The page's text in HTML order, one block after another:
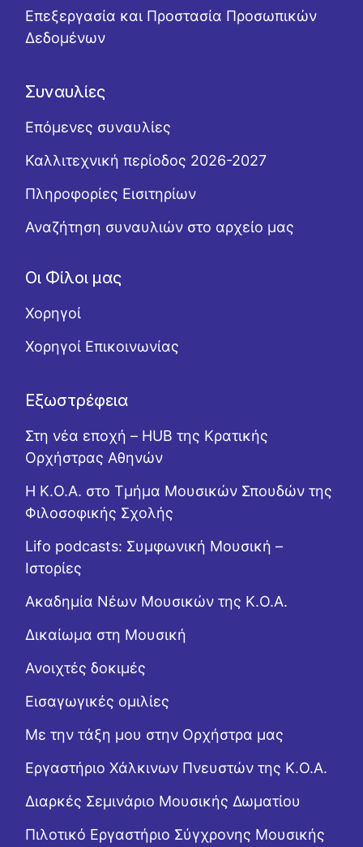
Επεξεργασία και Προστασία Προσωπικών
Δεδομένων
Συναυλίες
Επόμενες συναυλίες
Καλλιτεχνική περίοδος 2026-2027
Πληροφορίες Εισιτηρίων
Αναζήτηση συναυλιών στο αρχείο μας
Οι Φίλοι μας
Χορηγοί
Χορηγοί Επικοινωνίας
Εξωστρέφεια
Στη νέα εποχή – HUB της Κρατικής
Ορχήστρας Αθηνών
Η Κ.Ο.Α. στο Τμήμα Μουσικών Σπουδών της
Φιλοσοφικής Σχολής
Lifo podcasts: Συμφωνική Μουσική –
Ιστορίες
Ακαδημία Νέων Μουσικών της Κ.Ο.Α.
Δικαίωμα στη Μουσική
Ανοιχτές δοκιμές
Εισαγωγικές ομιλίες
Με την τάξη μου στην Ορχήστρα μας
Εργαστήριo Χάλκινων Πνευστών της Κ.Ο.Α.
Διαρκές Σεμινάριο Μουσικής Δωματίου
Πιλοτικό Εργαστήριο Σύγχρονης Μουσικής